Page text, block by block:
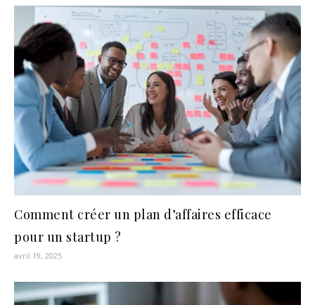
Comment créer un plan d’affaires efficace
pour un startup ?
avril 19, 2025